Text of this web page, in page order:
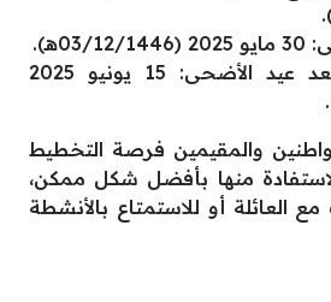
بداية الدراسة بعد عيد الأضحى: 15 يونيو 2025
والمقيمين فرصة التخطيط
منها بأفضل شكل ممكن،
العائلة أو للاستمتاع بالأنشطة